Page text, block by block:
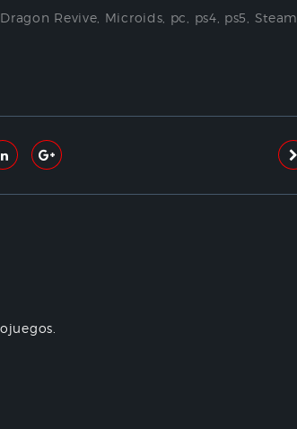
Revive Microids pc ps4 ps5 Steam